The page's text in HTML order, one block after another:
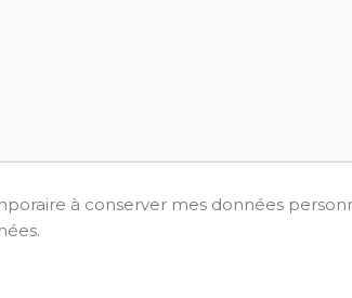
à conserver mes données